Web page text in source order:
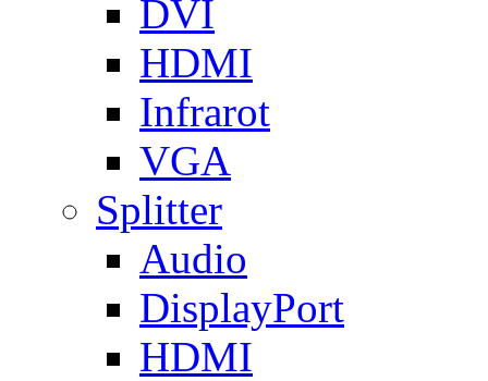
DVI
HDMI
Infrarot
VGA
Splitter
Audio
DisplayPort
HDMI